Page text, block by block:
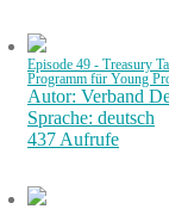
Episode 49 - Treasury
Programm für Young
Autor: Verband
Sprache: deutsch
437 Aufrufe